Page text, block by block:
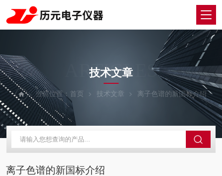
ARTICLES
技术文章
当前位置： 首页 技术文章 离子色谱的新国标介绍
离子色谱的新国标介绍